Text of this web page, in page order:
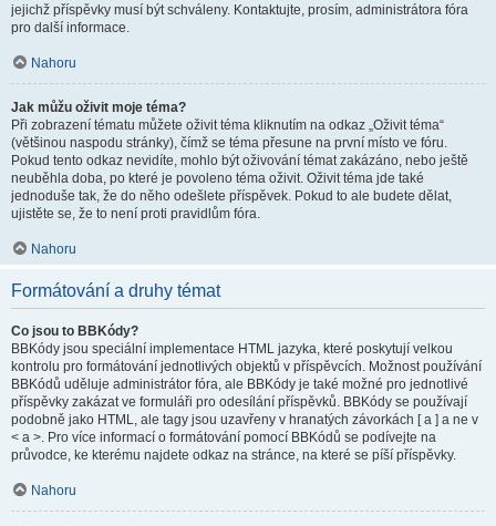
jejichž příspěvky musí být schváleny. Kontaktujte, prosím, administrátora fóra
pro další informace.
Nahoru
Jak můžu oživit moje téma?
Při zobrazení tématu můžete oživit téma kliknutím na odkaz „Oživit téma“
(většinou naspodu stránky), čímž se téma přesune na první místo ve fóru.
Pokud tento odkaz nevidíte, mohlo být oživování témat zakázáno, nebo ještě
neuběhla doba, po které je povoleno téma oživit. Oživit téma jde také
jednoduše tak, že do něho odešlete příspěvek. Pokud to ale budete dělat,
ujistěte se, že to není proti pravidlům fóra.
Nahoru
Formátování a druhy témat
Co jsou to BBKódy?
BBKódy jsou speciální implementace HTML jazyka, které poskytují velkou
kontrolu pro formátování jednotlivých objektů v příspěvcích. Možnost používání
BBKódů uděluje administrátor fóra, ale BBKódy je také možné pro jednotlivé
příspěvky zakázat ve formuláři pro odesílání příspěvků. BBKódy se používají
podobně jako HTML, ale tagy jsou uzavřeny v hranatých závorkách [ a ] a ne v
< a >. Pro více informací o formátování pomocí BBKódů se podívejte na
průvodce, ke kterému najdete odkaz na stránce, na které se píší příspěvky.
Nahoru